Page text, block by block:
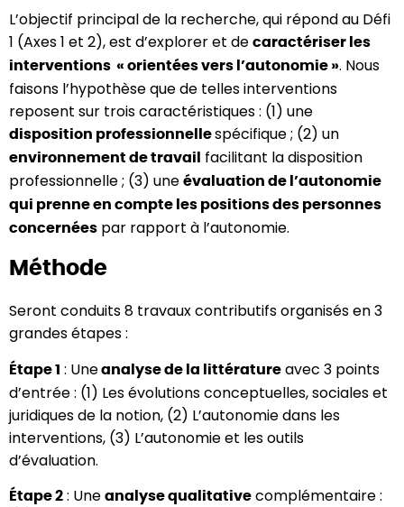
L’objectif principal de la recherche, qui répond au Défi
1 (Axes 1 et 2), est d’explorer et de caractériser les
interventions « orientées vers l’autonomie ». Nous
faisons l’hypothèse que de telles interventions
reposent sur trois caractéristiques : (1) une
disposition professionnellespécifique ; (2) un
environnement de travail
facilitant la disposition
professionnelle ; (3) une évaluation de l’autonomie
qui prenne en compte les positions des personnes
concernées par rapport à l’autonomie.
Méthode
Seront conduits 8 travaux contributifs organisés en 3
grandes étapes :
Étape 1 : Uneanalyse de la littérature avec 3 points
d’entrée : (1) Les évolutions conceptuelles, sociales et
juridiques de la notion, (2) L’autonomie dans les
interventions, (3) L’autonomie et les outils
d’évaluation.
Étape 2 : Une analyse qualitative complémentaire :